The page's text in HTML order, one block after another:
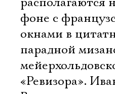
фоне с
окнами в
парадной
«Ревизора».